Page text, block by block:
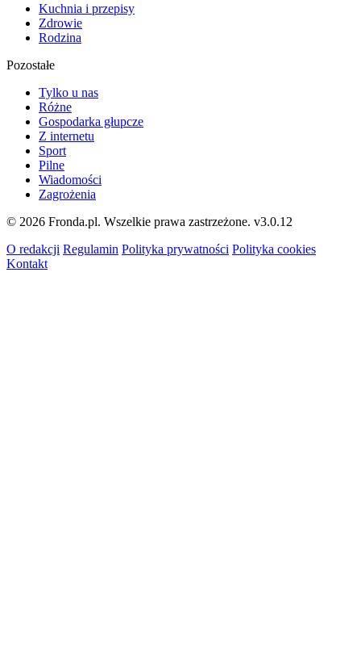
Kuchnia i przepisy
Zdrowie
Rodzina
Pozostałe
Tylko u nas
Różne
Gospodarka głupcze
Z internetu
Sport
Pilne
Wiadomości
Zagrożenia
© 2026 Fronda.pl. Wszelkie prawa zastrzeżone. v3.0.12
O redakcji Regulamin Polityka prywatności Polityka cookies
Kontakt